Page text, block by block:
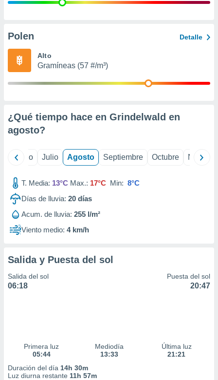
e
publicidad
Polen Detalle
Alto
Gramíneas (57 #/m³)
¿Qué tiempo hace en Grindelwald en
agosto?
Junio Julio Agosto Septiembre Octubre
T. Media: 13°C Max.: 17°C Min: 8°C
Días de lluvia: 20 días
Acum. de lluvia: 255 l/m²
Viento medio: 4 km/h
Salida y Puesta del sol
Salida del sol
06:18
Puesta del sol
20:47
Primera luz
05:44
Mediodía
13:33
Última luz
21:21
Duración del día 14h 30m
Luz diurna restante 11h 57m